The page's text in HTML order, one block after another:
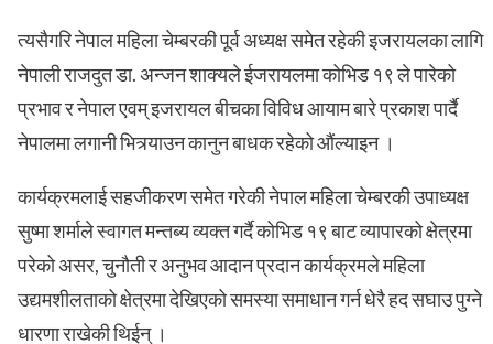
त्यसैगरि नेपाल महिला चेम्बरकी पूर्व अध्यक्ष समेत रहेकी इजरायलका लागि
नेपाली राजदुत डा. अन्जन शाक्यले ईजरायलमा कोभिड १९ ले पारेको
प्रभाव र नेपाल एवम् इजरायल बीचका विविध आयाम बारे प्रकाश पार्दै
नेपालमा लगानी भित्र्याउन कानुन बाधक रहेको औंल्याइन ।
कार्यक्रमलाई सहजीकरण समेत गरेकी नेपाल महिला चेम्बरकी उपाध्यक्ष
सुष्मा शर्माले स्वागत मन्तब्य व्यक्त गर्दै कोभिड १९ बाट व्यापारको क्षेत्रमा
परेको असर, चुनौती र अनुभव आदान प्रदान कार्यक्रमले महिला
उद्यमशीलताको क्षेत्रमा देखिएको समस्या समाधान गर्न धेरै हद सघाउ पुग्ने
धारणा राखेकी थिईन् ।